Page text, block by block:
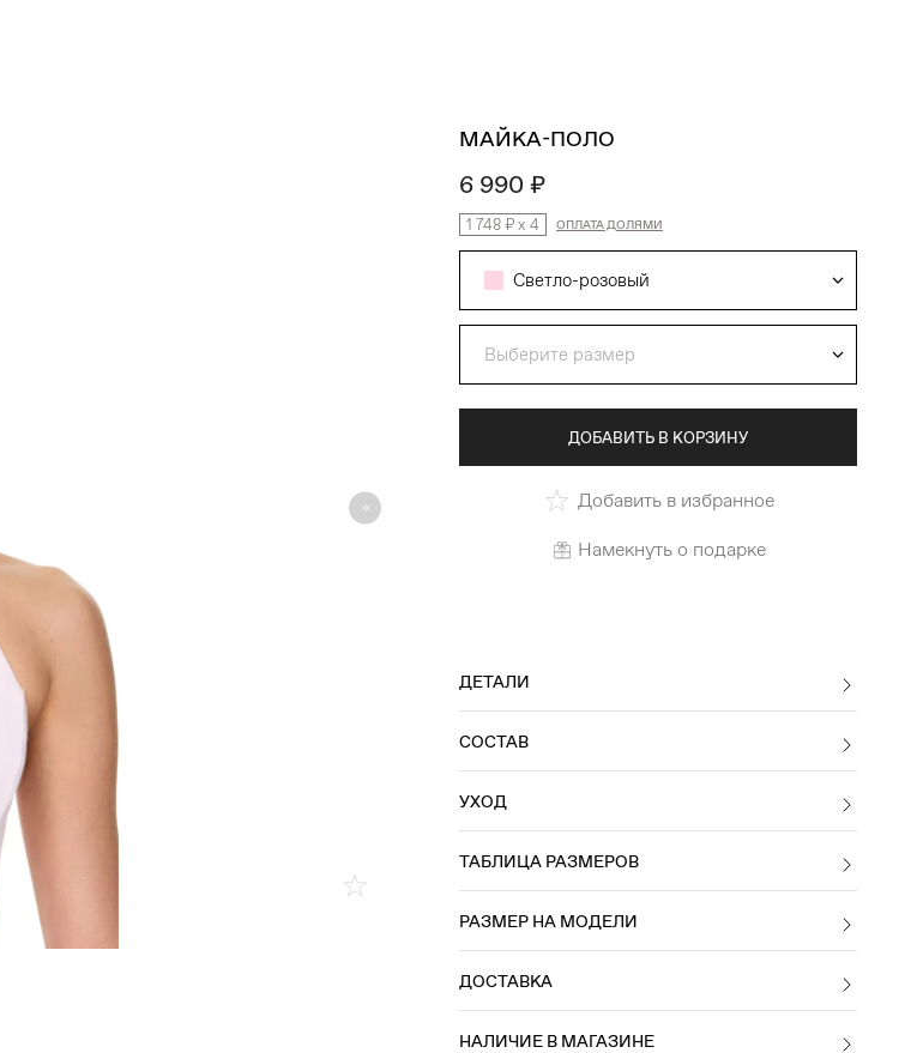
МАЙКА-ПОЛО
6 990 ₽
1 748 ₽x 4 ОПЛАТА ДОЛЯМИ
Светло-розовый
Выберите размер
ДОБАВИТЬ В КОРЗИНУ
Добавить в избранное
Намекнуть о подарке
ДЕТАЛИ
СОСТАВ
УХОД
ТАБЛИЦА РАЗМЕРОВ
РАЗМЕР НА МОДЕЛИ
ДОСТАВКА
НАЛИЧИЕ В МАГАЗИНЕ